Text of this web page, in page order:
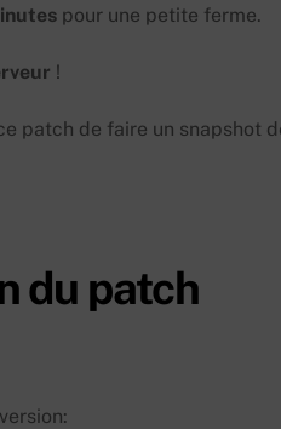
pour une petite ferme.
!
patch de faire un snapshot
du patch